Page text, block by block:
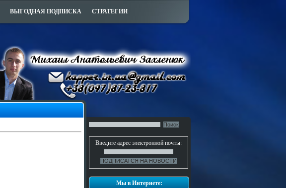
ВЫГОДНАЯ ПОДПИСКА СТРАТЕГИИ
Введите адрес электронной почты:
Мы в Интернете: